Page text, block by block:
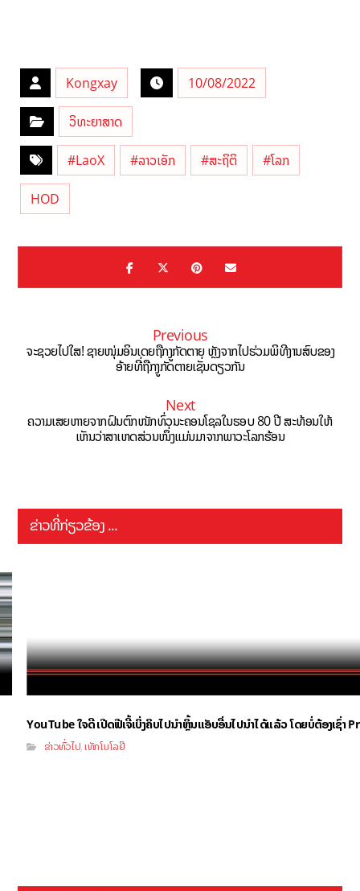
Kongxay 10/08/2022
ວິທະຍາສາດ
#LaoX #ລາວເອັກ #ສະຖິຕິ #ໂລກ
HOD
Previous
ຈະຊວຍໄປໃສ! ຊາຍໜຸ່ມອິນເດຍຖືກງູກັດຕາຍ ຫຼັງຈາກໄປຮ່ວມພິທີງານສົບຂອງ
ອ້າຍທີ່ຖືກງູກັດຕາຍເຊັ່ນດຽວກັນ
Next
ຄວາມເສຍຫາຍຈາກຝົນຕົກໜັກທົ່ວນະຄອນໂຊລໃນຮອບ 80 ປີ ສະທ້ອນໃຫ້
ເຫັນວ່າສາເຫດສ່ວນໜຶ່ງແມ່ນມາຈາກພາວະໂລກຮ້ອນ
ຂ່າວທີ່ກ່ຽວຂ້ອງ ...
YouTube ໃຈດີ ເປີດຟີເຈີ້ເບິ່ງຄິບໄປນຳຫຼິ້ນແອັບອື່ນໄປນຳໄດ້ແລ້ວ ໂດຍບໍ່ຕ້ອງເຊົ່າ
ຂ່າວທົ່ວໄປ ,ເທັກໂນໂລຢີ